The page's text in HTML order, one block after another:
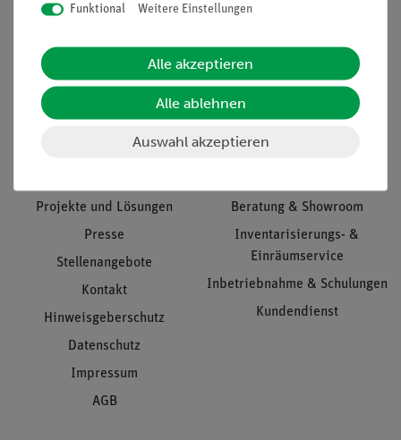
Informationen
Projekte und Lösungen
Presse
Stellenangebote
Kontakt
Hinweisgeberschutz
Datenschutz
Impressum
AGB
Service
Beratung & Showroom
Inventarisierungs- &
Einräumservice
Inbetriebnahme & Schulungen
Kundendienst
Funktional Weitere Einstellungen
Alle akzeptieren
Alle ablehnen
Auswahl akzeptieren